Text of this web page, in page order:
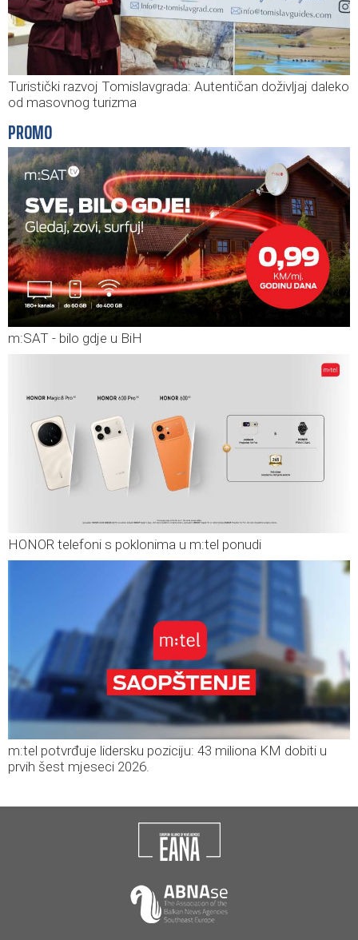
Turistički razvoj Tomislavgrada: Autentičan doživljaj daleko
od masovnog turizma
PROMO
m:SAT - bilo gdje u BiH
HONOR telefoni s poklonima u m:tel ponudi
m:tel potvrđuje lidersku poziciju: 43 miliona KM dobiti u
prvih šest mjeseci 2026.